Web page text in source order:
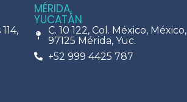
MÉRIDA,
YUCATÁN
C. 10 122, Col. México, México,
97125 Mérida, Yuc.
+52 999 4425 787